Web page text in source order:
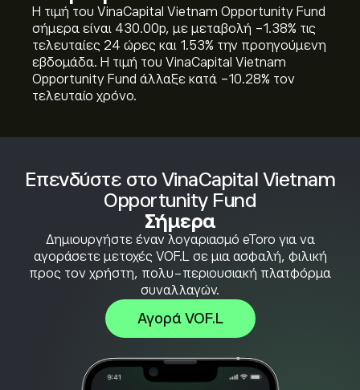
Επενδύστε στο VinaCapital Vietnam
Opportunity Fund
Σήμερα
Δημιουργήστε έναν λογαριασμό eToro για να
αγοράσετε μετοχές VOF.L σε μια ασφαλή, φιλική
προς τον χρήστη, πολυ-περιουσιακή πλατφόρμα
συναλλαγών.
Αγορά VOF.L
Η τιμή του VinaCapital Vietnam Opportunity Fund
σήμερα είναι 430.00‎p‎, με μεταβολή ‎-1.38‎% τις
τελευταίες 24 ώρες και ‎1.53‎% την προηγούμενη
εβδομάδα. Η τιμή του VinaCapital Vietnam
Opportunity Fund άλλαξε κατά ‎-10.28‎% τον
τελευταίο χρόνο.